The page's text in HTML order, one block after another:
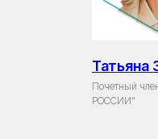
Татьяна
Почетный
РОССИИ"